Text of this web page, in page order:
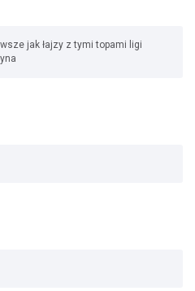
jak łajzy z tymi topami ligi